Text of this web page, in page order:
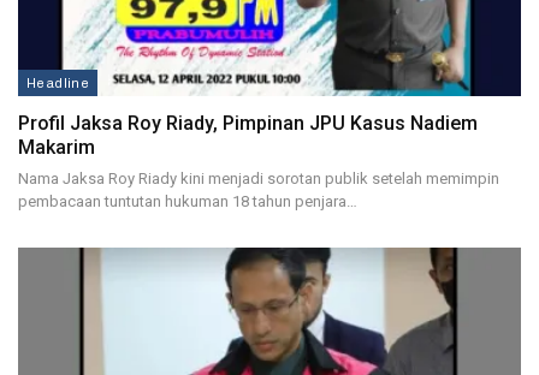
Headline
Profil Jaksa Roy Riady, Pimpinan JPU Kasus Nadiem
Makarim
Nama Jaksa Roy Riady kini menjadi sorotan publik setelah memimpin
pembacaan tuntutan hukuman 18 tahun penjara…